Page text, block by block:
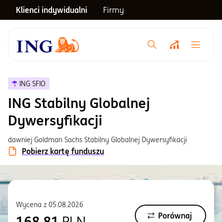
Klienci indywidualni Firmy
Menu główne
Notowania
Emerytura
Inwestycje
Blog
Centrum pomocy
ING SFIO
ING Stabilny Globalnej
Dywersyfikacji
dawniej Goldman Sachs Stabilny Globalnej Dywersyfikacji
Pobierz kartę funduszu
Wycena z 05.08.2026
Porównaj